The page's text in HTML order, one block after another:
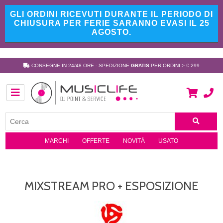
GLI ORDINI RICEVUTI DURANTE IL PERIODO DI
CHIUSURA PER FERIE SARANNO EVASI IL 25
AGOSTO.
CONSEGNE IN 24/48 ORE - SPEDIZIONE GRATIS PER ORDINI > € 299
MARCHI OFFERTE NOVITÀ USATO
MIXSTREAM PRO + ESPOSIZIONE